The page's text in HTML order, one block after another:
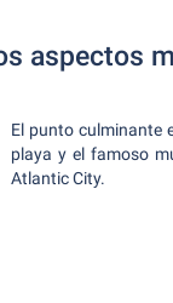
aspectos
El punto culminante
playa y el famoso
Atlantic City.